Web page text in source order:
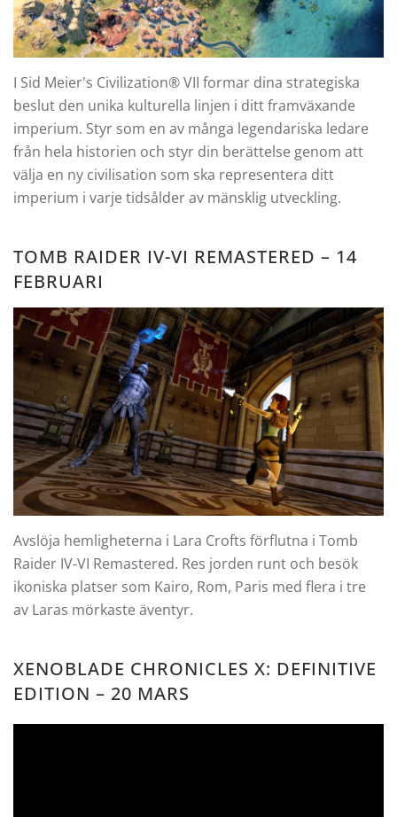
I Sid Meier's Civilization® VII formar dina strategiska
beslut den unika kulturella linjen i ditt framväxande
imperium. Styr som en av många legendariska ledare
från hela historien och styr din berättelse genom att
välja en ny civilisation som ska representera ditt
imperium i varje tidsålder av mänsklig utveckling.
TOMB RAIDER IV-VI REMASTERED – 14
FEBRUARI
Avslöja hemligheterna i Lara Crofts förflutna i Tomb
Raider IV-VI Remastered. Res jorden runt och besök
ikoniska platser som Kairo, Rom, Paris med flera i tre
av Laras mörkaste äventyr.
XENOBLADE CHRONICLES X: DEFINITIVE
EDITION – 20 MARS